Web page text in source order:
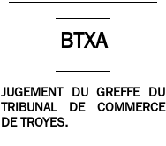
BTXA
JUGEMENT DU GREFFE DU
TRIBUNAL DE COMMERCE
DE TROYES.